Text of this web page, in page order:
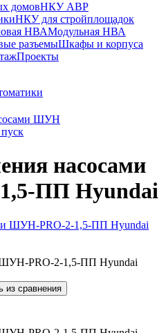
домовНКУ АВР
НКУ для стройплощадок
НВАМодульная НВА
разъемыШкафы и корпуса
Проекты
ШУН
насосами
ПП Hyundai
PRO-2-1,5-ПП Hyundai
из сравнения